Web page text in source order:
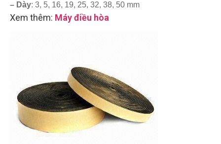
– Dày: 3, 5, 16, 19, 25, 32, 38, 50 mm
Xem thêm: Máy điều hòa